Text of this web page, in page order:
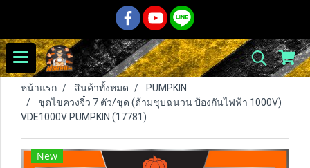
หน้าแรก สินค้าทั้งหมด
PUMPKIN
ชุดไขควงจิ๋ว 7 ตัว/ชุด (ด้ามชุบฉนวน ป้องกันไฟฟ้า 1000V)
VDE1000V PUMPKIN (17781)
New